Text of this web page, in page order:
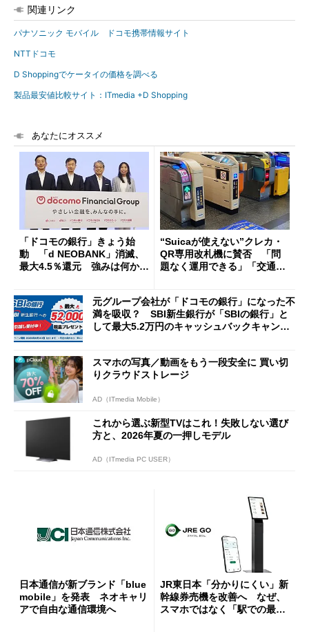
関連リンク
パナソニック モバイル ドコモ携帯情報サイト
NTTドコモ
D Shoppingでケータイの価格を調べる
製品最安値比較サイト：ITmedia +D Shopping
あなたにオススメ
「ドコモの銀行」きょう始
動 「d NEOBANK」消滅、
最大4.5％還元 強みは何か解
“Suicaが使えない”クレカ・
QR専用改札機に賛否 「問
題なく運用できる」「交通系I
元グループ会社が「ドコモの銀行」になった不
満を吸収？ SBI新生銀行が「SBIの銀行」と
して最大5.2万円のキャッシュバックキャンペ
スマホの写真／動画をもう一段安全に 買い切
りクラウドストレージ
AD（ITmedia Mobile）
これから選ぶ新型TVはこれ！失敗しない選び
方と、2026年夏の一押しモデル
AD（ITmedia PC USER）
日本通信が新ブランド「blue
mobile」を発表 ネオキャリ
アで自由な通信環境へ
JR東日本「分かりにくい」新
幹線券売機を改善へ なぜ、
スマホではなく「駅での最短